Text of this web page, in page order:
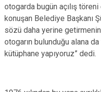
otogarda bugün açılış
konuşan Belediye Başkanı
sözü daha yerine
otogarın bulunduğu alana
kütüphane yapıyoruz” dedi.